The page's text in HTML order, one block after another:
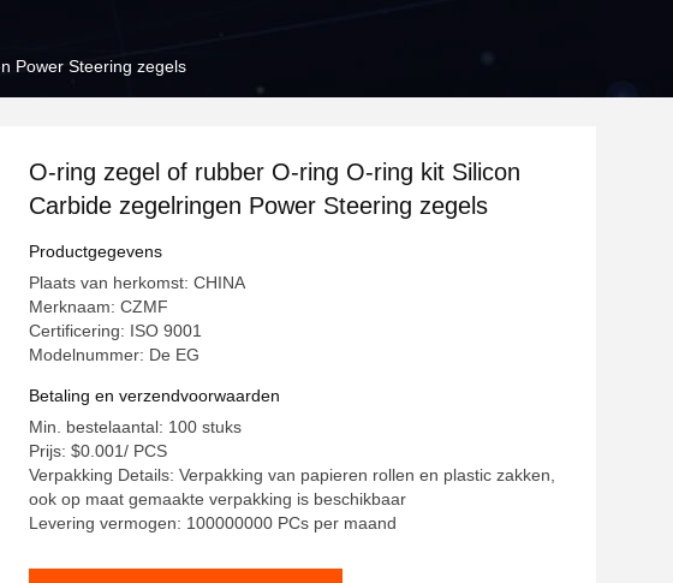
Power Steering zegels
O-ring zegel of rubber O-ring O-ring kit Silicon
Carbide zegelringen Power Steering zegels
Productgegevens
Plaats van herkomst: CHINA
Merknaam: CZMF
Certificering: ISO 9001
Modelnummer: De EG
Betaling en verzendvoorwaarden
Min. bestelaantal: 100 stuks
Prijs: $0.001/ PCS
Verpakking Details: Verpakking van papieren rollen en plastic zakken,
ook op maat gemaakte verpakking is beschikbaar
Levering vermogen: 100000000 PCs per maand